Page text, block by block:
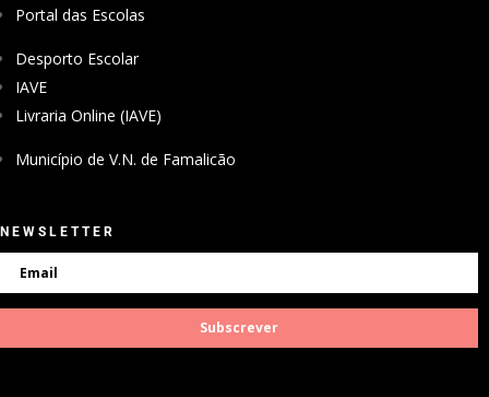
Portal das Escolas
Desporto Escolar
IAVE
Livraria Online (IAVE)
Município de V.N. de Famalicão
NEWSLETTER
Subscrever